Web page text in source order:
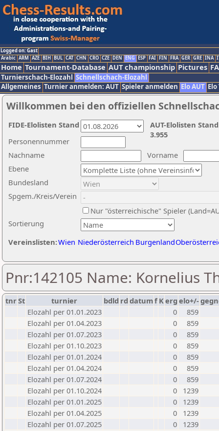
Logged on: Gast
Arabic ARM AZE BIH BUL CAT CHN CRO CZE DEN ENG ESP FAI FIN FRA GER GRE INA
Home Tournament-Database AUT championship Pictures
Turnierschach-Elozahl Schnellschach-Elozahl
Allgemeines Turnier anmelden: AUT Spieler anmelden Elo AUT
Willkommen bei den offiziellen
Nachname
Vorname
Ebene
Sortierung
Personennummer
Bundesland
Spgem./Kreis/Verein
Nur "österreichische" Spieler
Vereinslisten:Wien Niederösterreich Burgenland
AUT-Elolisten
3.955
FIDE-Elolisten Stand
Pnr:142105 Name: Kornelius
tnrSt turnier bdld rd datumf Kerg elo+/-
Elozahl per 01.01.2023
0
859
Elozahl per 01.04.2023
0
859
Elozahl per 01.07.2023
0
859
Elozahl per 01.10.2023
0
859
Elozahl per 01.01.2024
0
859
Elozahl per 01.04.2024
0
859
Elozahl per 01.07.2024
0
859
Elozahl per 01.10.2024
0
1239
Elozahl per 01.01.2025
0
1239
Elozahl per 01.04.2025
0
1239
Elozahl per 01.07.2025
0
1239